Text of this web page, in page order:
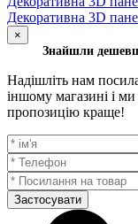
Декоративна 3D
×
Знайшли
Надішліть нам
іншому магазині і
пропозицію краще!
Застосувати